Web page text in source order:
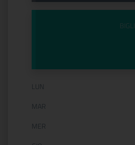
Orario di apertura:
LUN
MAR
MER